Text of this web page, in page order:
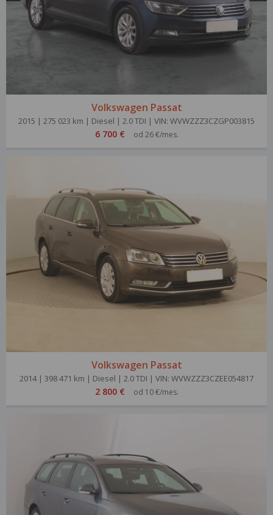
Volkswagen Passat
2015 | 275 023 km | Diesel | 2.0 TDI | VIN: WVWZZZ3CZGP003815
6 700 € od 26 €/mes.
Volkswagen Passat
2014 | 398 471 km | Diesel | 2.0 TDI | VIN: WVWZZZ3CZEE054817
2 800 € od 10 €/mes.